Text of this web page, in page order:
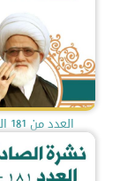
العدد من 181 الى 200